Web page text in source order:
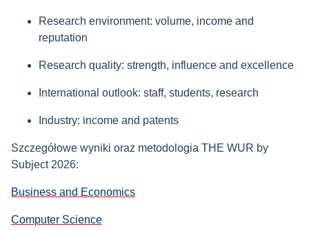
Research environment: volume, income and
reputation
Research quality: strength, influence and excellence
International outlook: staff, students, research
Industry: income and patents
Szczegółowe wyniki oraz metodologia THE WUR by
Subject 2026:
Business and Economics
Computer Science